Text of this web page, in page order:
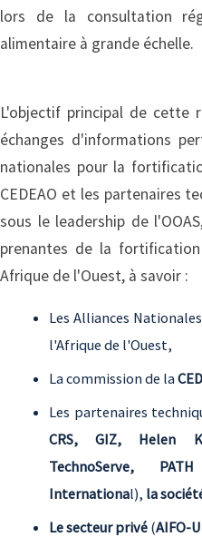
lors de la consultation
alimentaire à grande échelle.
L'objectif principal de cette
échanges d'informations
nationales pour la
CEDEAO et les partenaires
sous le leadership de
prenantes de la
Afrique de l'Ouest, à savoir :
Les Alliances
l'Afrique de l'Ouest,
La commission de la
Les partenaires
CRS, GIZ, Helen
TechnoServe,
International), la
Le secteur privé (AIFO-